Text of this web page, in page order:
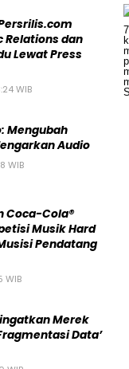
Relations dan
Lewat Press
WIB
Mengubah
Audio
WIB
Coca-Cola®
Musik Hard
Pendatang
WIB
Merek
Data’